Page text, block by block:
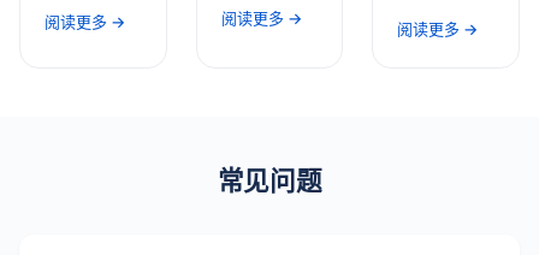
阅读更多 → 阅读更多 →
阅读更多 →
常见问题